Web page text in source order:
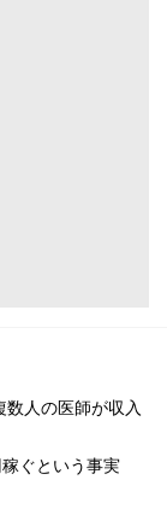
人の医師が収入
ぐという事実